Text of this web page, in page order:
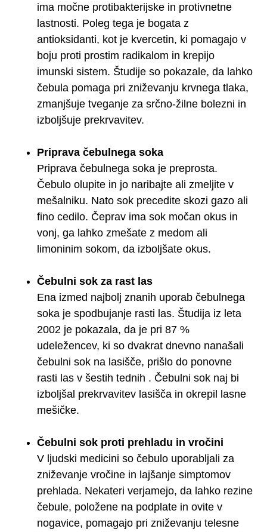
ima močne protibakterijske in protivnetne
lastnosti. Poleg tega je bogata z
antioksidanti, kot je kvercetin, ki pomagajo v
boju proti prostim radikalom in krepijo
imunski sistem. Študije so pokazale, da lahko
čebula pomaga pri zniževanju krvnega tlaka,
zmanjšuje tveganje za srčno-žilne bolezni in
izboljšuje prekrvavitev.
Priprava čebulnega soka
Priprava čebulnega soka je preprosta.
Čebulo olupite in jo naribajte ali zmeljite v
mešalniku. Nato sok precedite skozi gazo ali
fino cedilo. Čeprav ima sok močan okus in
vonj, ga lahko zmešate z medom ali
limoninim sokom, da izboljšate okus.
Čebulni sok za rast las
Ena izmed najbolj znanih uporab čebulnega
soka je spodbujanje rasti las. Študija iz leta
2002 je pokazala, da je pri 87 %
udeležencev, ki so dvakrat dnevno nanašali
čebulni sok na lasišče, prišlo do ponovne
rasti las v šestih tednih . Čebulni sok naj bi
izboljšal prekrvavitev lasišča in okrepil lasne
mešičke.
Čebulni sok proti prehladu in vročini
V ljudski medicini so čebulo uporabljali za
zniževanje vročine in lajšanje simptomov
prehlada. Nekateri verjamejo, da lahko rezine
čebule, položene na podplate in ovite v
nogavice, pomagajo pri zniževanju telesne